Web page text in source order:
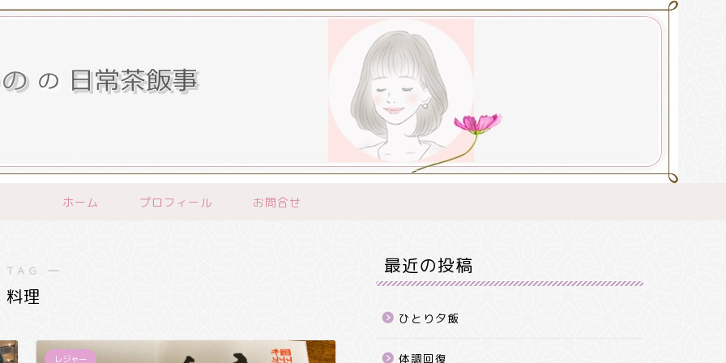
ホーム プロフィール お問合せ
―
料理
レジャー
最近の投稿
ひとり夕飯
体調回復